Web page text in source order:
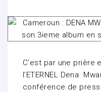
C’est par une prière
l’ETERNEL Dena
conférence de